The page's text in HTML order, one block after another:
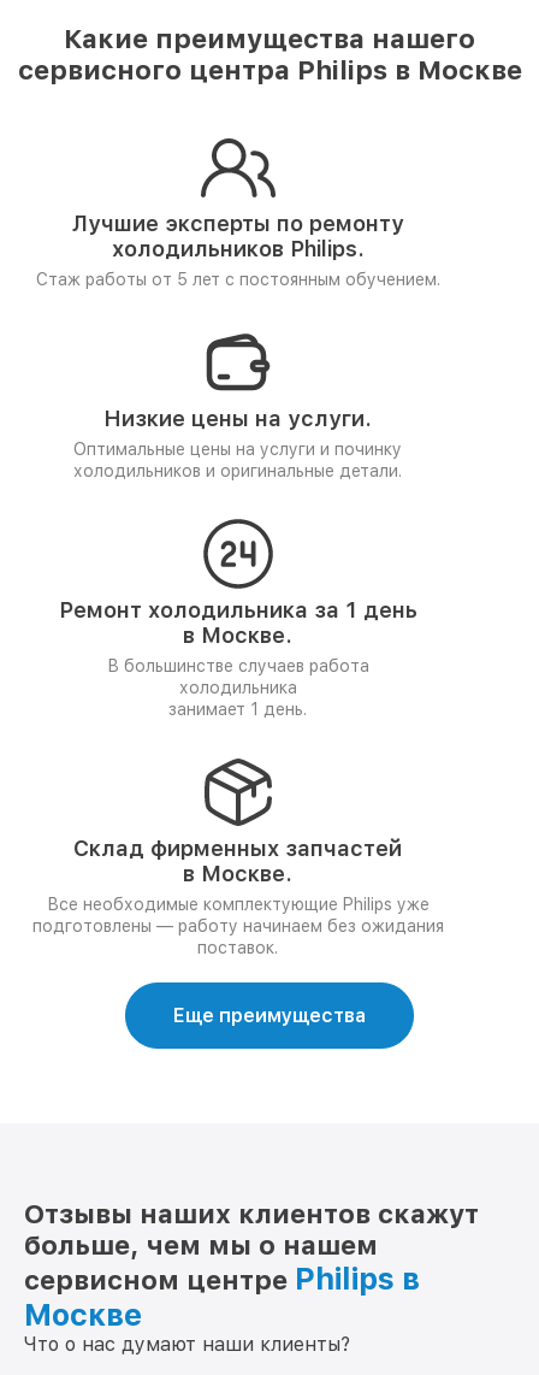
Какие преимущества нашего
сервисного центра Philips в Москве
Лучшие эксперты по ремонту
холодильников Philips.
Стаж работы от 5 лет с постоянным обучением.
Низкие цены на услуги.
Оптимальные цены на услуги и починку
холодильников и оригинальные детали.
Ремонт холодильника за 1 день
в Москве.
В большинстве случаев работа
холодильника
занимает 1 день.
Склад фирменных запчастей
в Москве.
Все необходимые комплектующие Philips уже
подготовлены — работу начинаем без ожидания
поставок.
Еще преимущества
Отзывы наших клиентов скажут
больше, чем мы о нашем
сервисном центре Philips в
Москве
Что о нас думают наши клиенты?